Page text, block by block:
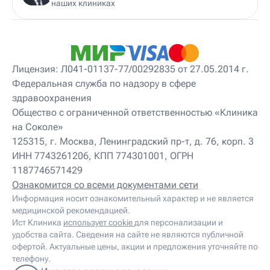
Детский массажист
Детский невропатолог
Детский нейропсихолог
Детский нутрициолог
Детский ортопед
Детский остеопат
Детский отоневролог
Детский подиатр
Детский психолог
Детский психотерапевт
Детский реабилитолог
Детский ревматолог
Детский рефлексотерапевт
Детский сомнолог
Детский спортивный врач
Детский травматолог
Детский травматолог-ортопед
Детский физиотерапевт
Детский эндокринолог
наших клиниках
Лицензия: Л041-01137-77/00292835 от 27.05.2014 г.
Федеральная служба по надзору в сфере
здравоохранения
Общество с ограниченной ответственностью «Клиника
на Соколе»
125315, г. Москва, Ленинградский пр-т, д. 76, корп. 3
ИНН 7743261206, КПП 774301001, ОГРН
1187746571429
Ознакомится со всеми документами сети
Информация носит ознакомительный характер и не является
медицинской рекомендацией.
Ист Клиника использует cookie для персонализации и
удобства сайта. Сведения на сайте не являются публичной
офертой. Актуальные цены, акции и предложения уточняйте по
телефону.